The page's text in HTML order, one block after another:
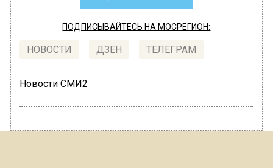
ПОДПИСЫВАЙТЕСЬ НА МОСРЕГИОН:
НОВОСТИ ДЗЕН ТЕЛЕГРАМ
Новости СМИ2